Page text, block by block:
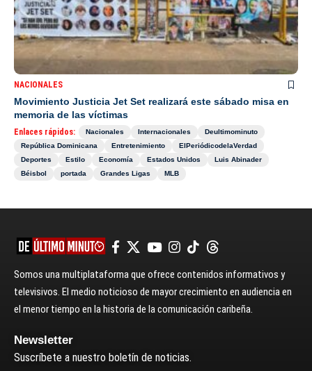
NACIONALES
Movimiento Justicia Jet Set realizará este sábado misa en
memoria de las víctimas
Enlaces rápidos: Nacionales Internacionales
Deultimominuto
República Dominicana
Entretenimiento
ElPeriódicodelaVerdad
Deportes
Estilo Economía Estados Unidos
Luis Abinader
Béisbol
portada Grandes Ligas MLB
Somos una multiplataforma que ofrece contenidos informativos y
televisivos. El medio noticioso de mayor crecimiento en audiencia en
el menor tiempo en la historia de la comunicación caribeña.
Newsletter
Suscríbete a nuestro boletín de noticias.